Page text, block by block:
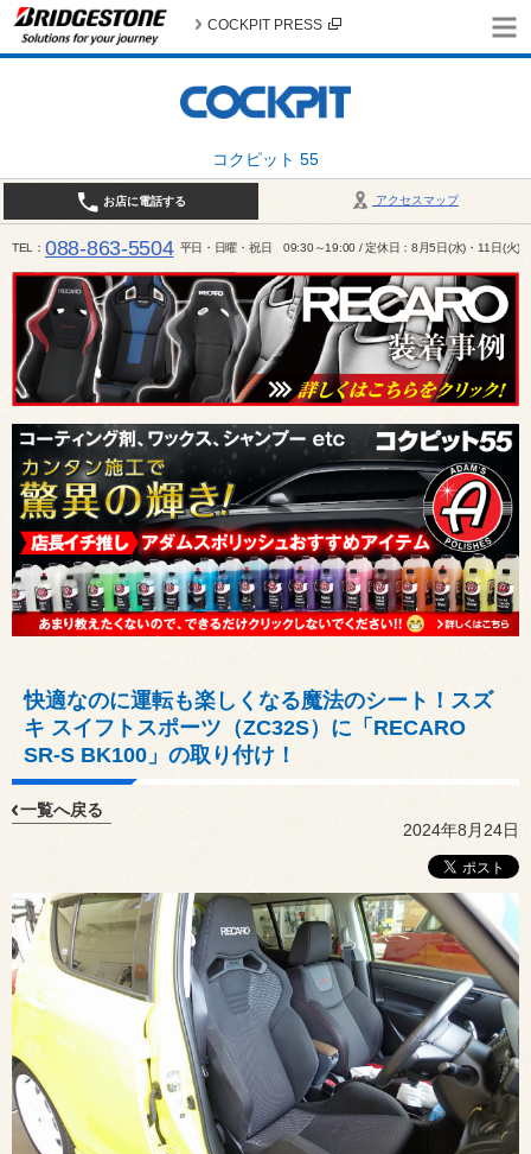
コクピット 55
COCKPIT PRESS
アクセスマップ
お店に電話する
TEL 088-863-5504 平日・日曜・祝日 09:30～19:00 / 定休日：8月5日(水)・11日(火)
快適なのに運転も楽しくなる魔法のシート！スズ
キ スイフトスポーツ（ZC32S）に「RECARO
SR-S BK100」の取り付け！
一覧へ戻る
2024年8月24日